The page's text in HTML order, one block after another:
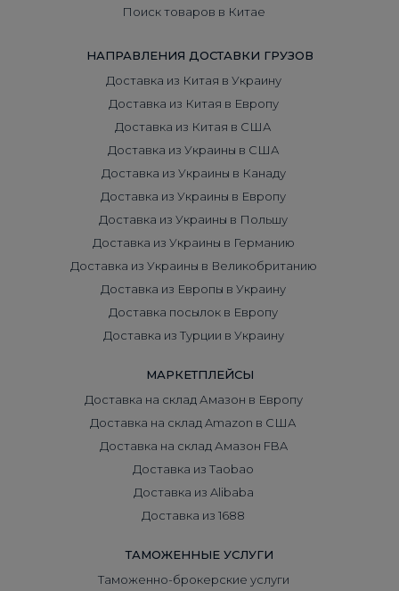
Поиск товаров в Китае
НАПРАВЛЕНИЯ ДОСТАВКИ ГРУЗОВ
Доставка из Китая в Украину
Доставка из Китая в Европу
Доставка из Китая в США
Доставка из Украины в США
Доставка из Украины в Канаду
Доставка из Украины в Европу
Доставка из Украины в Польшу
Доставка из Украины в Германию
Доставка из Украины в Великобританию
Доставка из Европы в Украину
Доставка посылок в Европу
Доставка из Турции в Украину
МАРКЕТПЛЕЙСЫ
Доставка на склад Амазон в Европу
Доставка на склад Amazon в США
Доставка на склад Амазон FBA
Доставка из Taobao
Доставка из Alibaba
Доставка из 1688
ТАМОЖЕННЫЕ УСЛУГИ
Таможенно-брокерские услуги